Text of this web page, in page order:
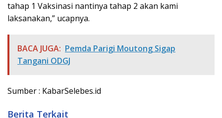
tahap 1 Vaksinasi nantinya tahap 2 akan kami
laksanakan,” ucapnya.
BACA JUGA: Pemda Parigi Moutong Sigap
Tangani ODGJ
Sumber : KabarSelebes.id
Berita Terkait